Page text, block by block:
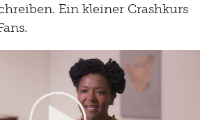
Ein kleiner Crashkurs